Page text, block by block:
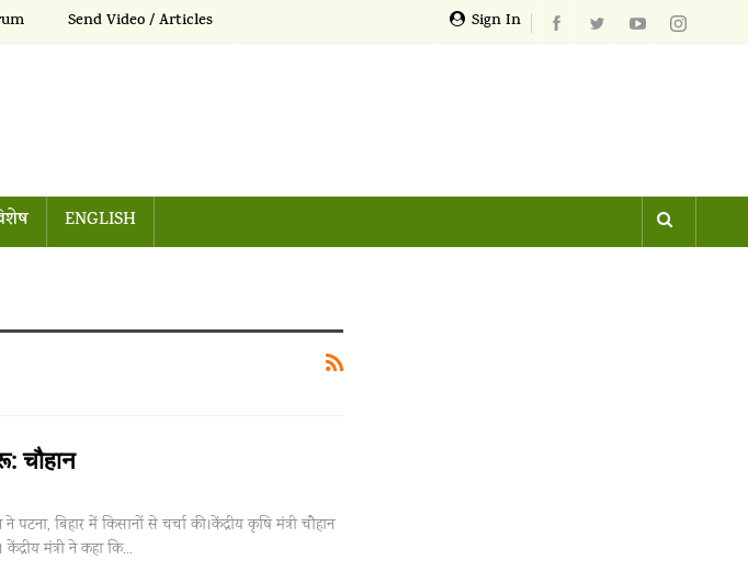
Sign In
Send Video / Articles
ENGLISH
चौहान
बिहार में किसानों से चर्चा की।केंद्रीय कृषि मंत्री चौहान
मंत्री ने कहा कि…